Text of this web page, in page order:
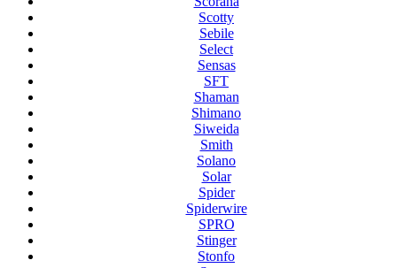
Scotty
Sebile
Select
Sensas
SFT
Shaman
Shimano
Siweida
Smith
Solano
Solar
Spider
Spiderwire
SPRO
Stinger
Stonfo